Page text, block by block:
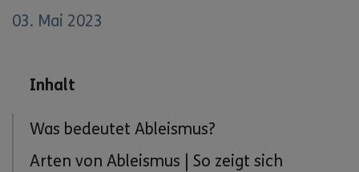
03. Mai 2023
Inhalt
Was bedeutet Ableismus?
Arten von Ableismus | So zeigt sich